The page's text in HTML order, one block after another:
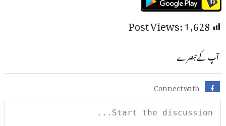
Post Views:1,628
آپ کے تبصرے
Connect with